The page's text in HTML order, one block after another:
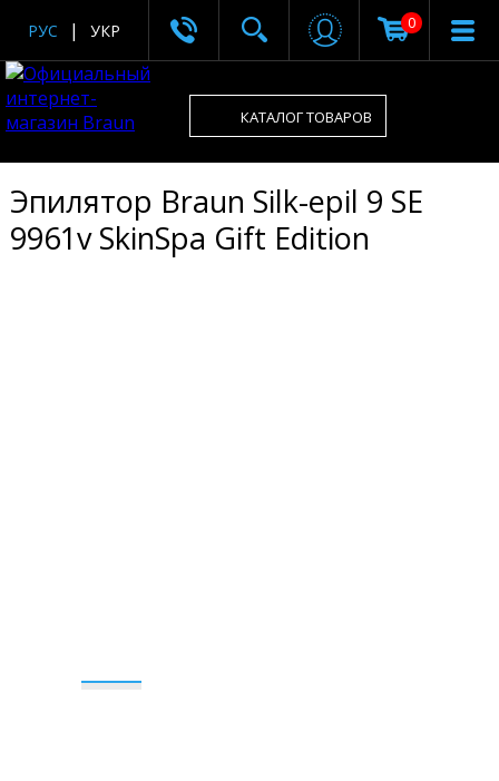
0
РУС УКР
КАТАЛОГ ТОВАРОВ
Эпилятор Braun Silk-epil 9 SE
9961v SkinSpa Gift Edition